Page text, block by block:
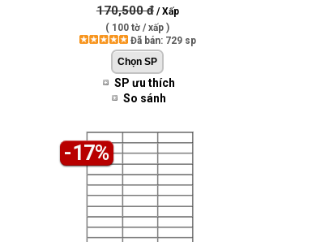
170,500 đ/ Xấp
( 100 tờ / xấp )
Đã bán: 729 sp
SP ưu thích
So sánh
-17%